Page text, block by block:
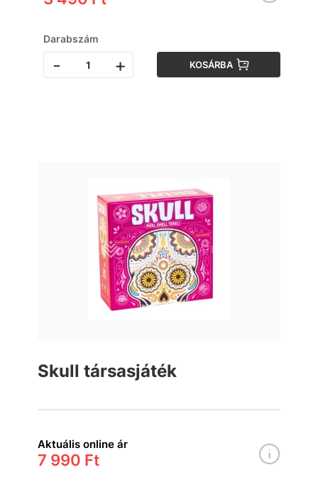
Darabszám
- + KOSÁRBA
Skull társasjáték
Aktuális online ár
7 990 Ft